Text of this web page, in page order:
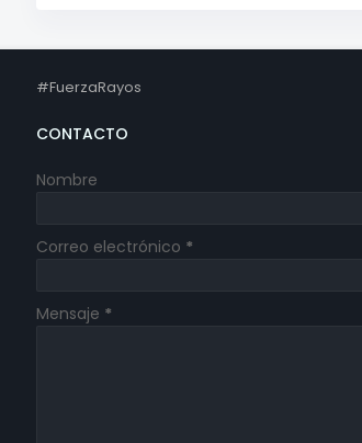
#FuerzaRayos
CONTACTO
Nombre
Correo electrónico *
Mensaje *